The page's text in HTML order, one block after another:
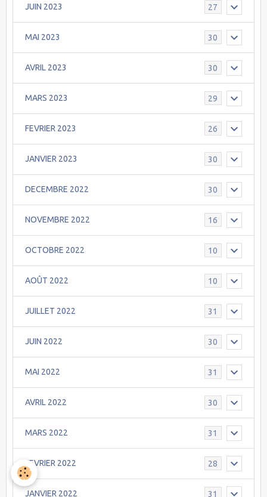
JUIN 2023 27
MAI 2023 30
AVRIL 2023 30
MARS 2023 29
FEVRIER 2023 26
JANVIER 2023 30
DECEMBRE 2022 30
NOVEMBRE 2022 16
OCTOBRE 2022 10
AOÛT 2022 10
JUILLET 2022 31
JUIN 2022 30
MAI 2022 31
AVRIL 2022 30
MARS 2022 31
FEVRIER 2022 28
JANVIER 2022 31